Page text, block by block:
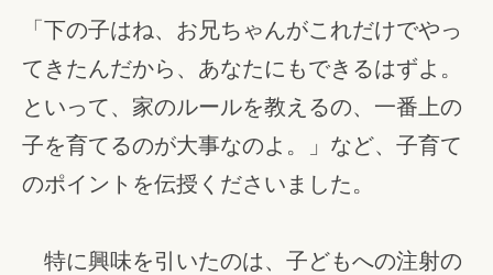
「下の子はね、お兄ちゃんがこれだけでやっ
てきたんだから、あなたにもできるはずよ。
といって、家のルールを教えるの、一番上の
子を育てるのが大事なのよ。」など、子育て
のポイントを伝授くださいました。
特に興味を引いたのは、子どもへの注射の